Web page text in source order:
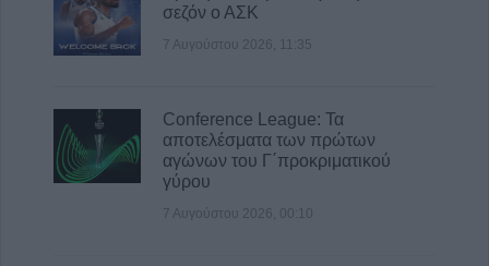
7 Αυγούστου 2026, 11:42
Εργατικό Κέντρο Καρδίτσας: "Κάτω τα χέρια
από τον πρόεδρο του Εργατικού Κέντρου
Λάρισας"
7 Αυγούστου 2026, 11:20
σεζόν ο ΑΣΚ
7 Αυγούστου 2026, 11:35
Conference League: Τα
αποτελέσματα των πρώτων
αγώνων του Γ΄προκριματικού
γύρου
7 Αυγούστου 2026, 00:10